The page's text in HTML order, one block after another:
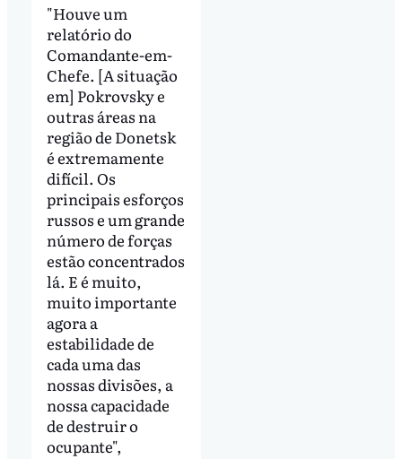
"Houve um
relatório do
Comandante-em-
Chefe. [A situação
em] Pokrovsky e
outras áreas na
região de Donetsk
é extremamente
difícil. Os
principais esforços
russos e um grande
número de forças
estão concentrados
lá. E é muito,
muito importante
agora a
estabilidade de
cada uma das
nossas divisões, a
nossa capacidade
de destruir o
ocupante",